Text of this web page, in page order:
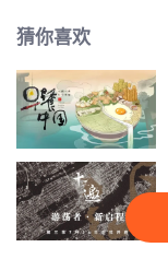
猜你喜欢